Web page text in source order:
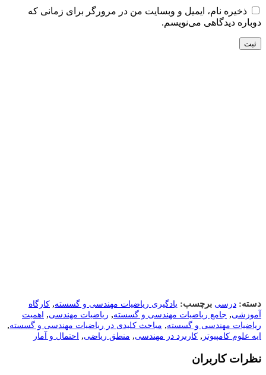
ذخیره نام، ایمیل و وبسایت من در مرورگر برای زمانی که
دوباره دیدگاهی می‌نویسم.
دسته: درسی برچسب: یادگیری ریاضیات مهندسی و گسسته, کارگاه
آموزشی, جامع ریاضیات مهندسی و گسسته, ریاضیات مهندسی, اهمیت
ریاضیات مهندسی و گسسته, مباحث کلیدی در ریاضیات مهندسی و گسسته,
ایه علوم کامپیوتر , کاربرد در مهندسی, منطق ریاضی, احتمال و آمار
نظرات کاربران